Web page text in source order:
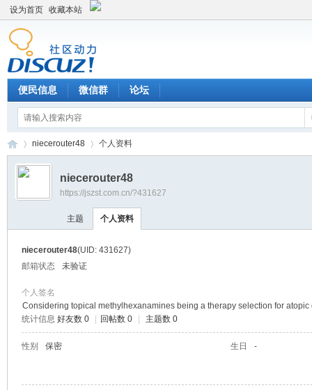
设为首页 收藏本站
便民信息 微信群 论坛
›
niecerouter48 个人资料
niecerouter48
https://jszst.com.cn/?431627
主题 个人资料
niecerouter48(UID: 431627)
邮箱状态
未验证
个人签名
Considering topical methylhexanamines being a therapy selection for atopic
统计信息 好友数 0 回帖数 0 主题数 0
性别 保密 生日 -